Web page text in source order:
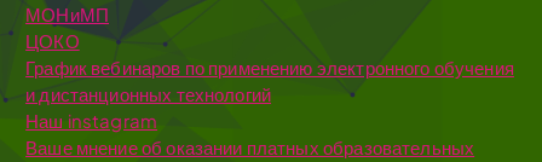
МОНиМП
ЦОКО
График вебинаров по применению электронного обучения
и дистанционных технологий
Наш instagram
Ваше мнение об оказании платных образовательных